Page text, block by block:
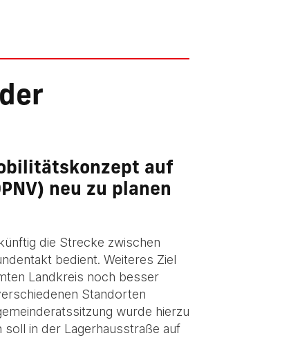
auf
neu zu planen
die Strecke zwischen
bedient. Weiteres Ziel
Landkreis noch besser
Standorten
wurde hierzu
in der Lagerhausstraße auf